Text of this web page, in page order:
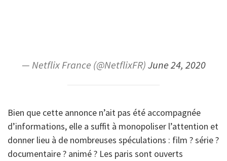
— Netflix France (@NetflixFR)June 24, 2020
Bien que cette annonce n’ait pas été accompagnée
d’informations, elle a suffit à monopoliser l’attention et
donner lieu à de nombreuses spéculations : film ? série ?
documentaire ? animé ? Les paris sont ouverts